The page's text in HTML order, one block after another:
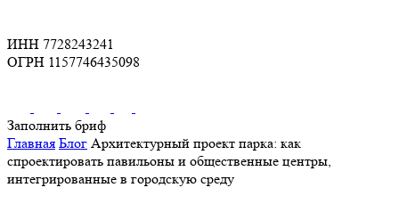
ИНН 7728243241
ОГРН 1157746435098
Заполнить бриф
Главная Блог Архитектурный проект парка: как
спроектировать павильоны и общественные центры,
интегрированные в городскую среду